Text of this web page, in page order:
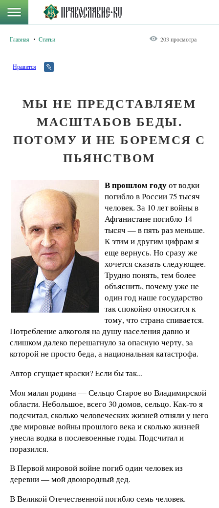
Главная Статьи 203 просмотра
Нравится
МЫ НЕ ПРЕДСТАВЛЯЕМ
МАСШТАБОВ БЕДЫ.
ПОТОМУ И НЕ БОРЕМСЯ С
ПЬЯНСТВОМ
В прошлом годуот водки
погибло в России 75 тысяч
человек. За 10 лет войны в
Афганистане погибло 14
тысяч — в пять раз меньше.
К этим и другим цифрам я
еще вернусь. Но сразу же
хочется сказать следующее.
Трудно понять, тем более
объяснить, почему уже не
один год наше государство
так спокойно относится к
тому, что страна спивается.
Потребление алкоголя на душу населения давно и
слишком далеко перешагнуло за опасную черту, за
которой не просто беда, а национальная катастрофа.
Автор сгущает краски? Если бы так...
Моя малая родина — Сельцо Старое во Владимирской
области. Небольшое, всего 30 домов, сельцо. Как-то я
подсчитал, сколько человеческих жизней отняли у него
две мировые войны прошлого века и сколько жизней
унесла водка в послевоенные годы. Подсчитал и
поразился.
В Первой мировой войне погиб один человек из
деревни — мой двоюродный дед.
В Великой Отечественной погибло семь человек.